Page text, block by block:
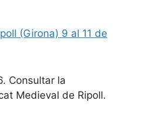
(Girona) 9 al 11 de
Consultar la
Medieval de Ripoll.